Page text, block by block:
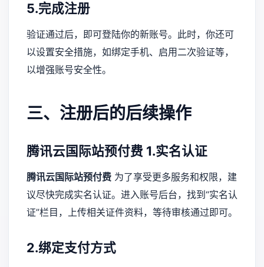
5.完成注册
验证通过后，即可登陆你的新账号。此时，你还可
以设置安全措施，如绑定手机、启用二次验证等，
以增强账号安全性。
三、注册后的后续操作
腾讯云国际站预付费 1.实名认证
腾讯云国际站预付费 为了享受更多服务和权限，建
议尽快完成实名认证。进入账号后台，找到“实名认
证”栏目，上传相关证件资料，等待审核通过即可。
2.绑定支付方式